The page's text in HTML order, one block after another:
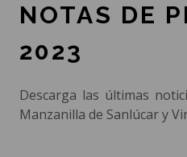
NOTAS DE
2023
Descarga las últimas
Manzanilla de Sanlúcar y